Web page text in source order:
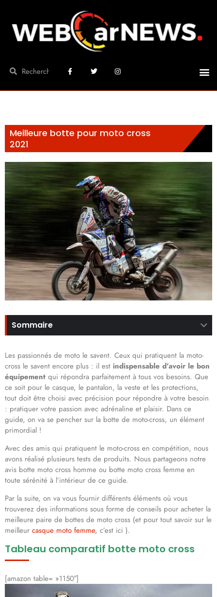
Meilleure botte pour moto cross
2021
Sommaire
Les passionnés de moto le savent. Ceux qui pratiquent la moto-
cross le savent encore plus : il est indispensable d’avoir le bon
équipement qui répondra parfaitement à tous vos besoins. Que
ce soit pour le casque, le pantalon, la veste et les protections,
tout doit être choisi avec précision pour répondre à votre besoin
: pratiquer votre passion avec adrénaline et plaisir. Dans ce
guide, on va se pencher sur la botte de moto-cross, un élément
primordial !
Avec des amis qui pratiquent le moto-cross en compétition, nous
avons réalisé plusieurs tests de produits. Nous partageons notre
avis botte moto cross homme ou botte moto cross femme en
toute sérénité à l’intérieur de ce guide.
Par la suite, on va vous fournir différents éléments où vous
trouverez des informations sous forme de conseils pour acheter la
meilleure paire de bottes de moto cross (et pour tout savoir sur le
meilleur casque moto femme, c’est ici ).
Tableau comparatif botte moto cross
[amazon table= »1150″]